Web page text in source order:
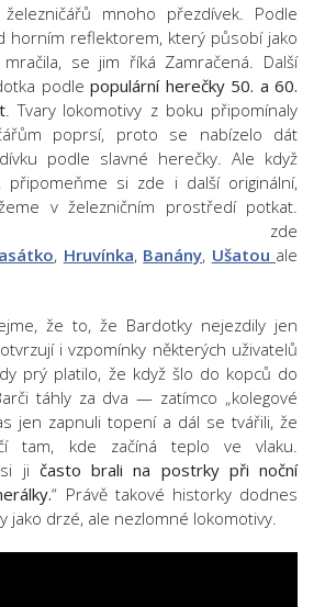
mnoho přezdívek. Podle
horním reflektorem, který působí jako
se jim říká Zamračená. Další
podle populární herečky 50. a 60.
. Tvary lokomotivy z boku připomínaly
poprsí, proto se nabízelo dát
podle slavné herečky. Ale když
připomeňme si zde i další originální,
v železničním prostředí potkat.
zde
, Hruvínka, Banány, Ušatou ale
že to, že Bardotky nejezdily jen
i vzpomínky některých uživatelů
prý platilo, že když šlo do kopců do
táhly za dva — zatímco „kolegové
jen zapnuli topení a dál se tvářili, že
tam, kde začíná teplo ve vlaku.
ji často brali na postrky při noční
“ Právě takové historky dodnes
jako drzé, ale nezlomné lokomotivy.